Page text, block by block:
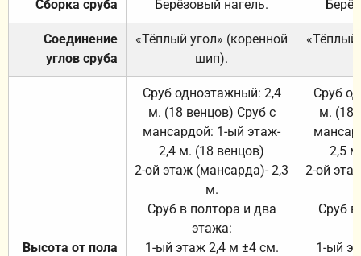
Сборка сруба Берёзовый нагель.
Соединение
углов сруба
«Тёплый угол» (коренной
шип).
«Тёплый
Высота от пола
Сруб одноэтажный: 2,4
м. (18 венцов) Сруб с
мансардой: 1-ый этаж-
2,4 м. (18 венцов)
2-ой этаж (мансарда)- 2,3
м.
Сруб в полтора и два
этажа:
1-ый этаж 2,4 м ±4 см.
Сруб
м. (18
2,5
2-ой
Сруб
1-ый